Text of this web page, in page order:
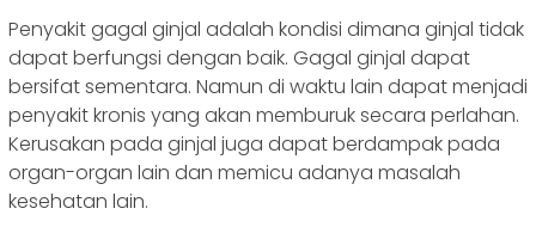
Penyakit gagal ginjal adalah kondisi dimana ginjal tidak
dapat berfungsi dengan baik. Gagal ginjal dapat
bersifat sementara. Namun di waktu lain dapat menjadi
penyakit kronis yang akan memburuk secara perlahan.
Kerusakan pada ginjal juga dapat berdampak pada
organ-organ lain dan memicu adanya masalah
kesehatan lain.